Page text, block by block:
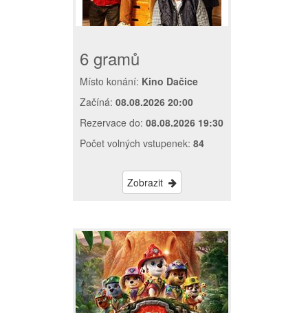
6 gramů
Místo konání: Kino Dačice
Začíná: 08.08.2026 20:00
Rezervace do: 08.08.2026 19:30
Počet volných vstupenek: 84
Zobrazit